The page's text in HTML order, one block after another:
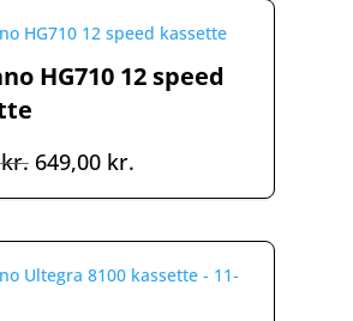
HG710 12 speed
kr. Den
oprindelige
849,00 kr..
649,00 kr.Den
aktuelle
649,00 kr..